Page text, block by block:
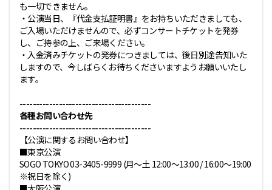
も一切できません。
・公演当日、『代金支払証明書』をお持ちいただきましても、
ご入場いただけませんので、必ずコンサートチケットを発券
し、ご持参の上、ご来場ください。
・入金済みチケットの発券につきましては、後日別途告知いた
しますので、今しばらくお待ちくださいますようお願いいたし
ます。
----------------------------------------
各種お問い合わせ先
----------------------------------------
【公演に関するお問い合わせ】
■東京公演
SOGO TOKYO 03-3405-9999 (月～土 12:00〜13:00 / 16:00〜19:00
※祝日を除く)